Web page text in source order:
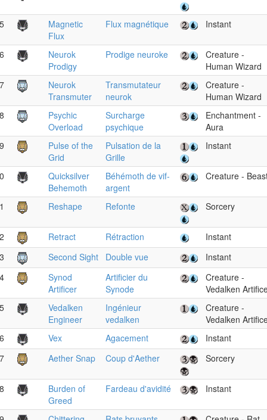
Magnetic
Flux
Flux magnétique Instant
Neurok
Prodigy
Prodige neuroke
Creature -
Human Wizard
Neurok
Transmuter
Transmutateur
neurok
Creature -
Human Wizard
Psychic
Overload
Surcharge
psychique
Enchantment -
Aura
Pulse of the
Grid
Pulsation de la
Grille
Instant
Quicksilver
Behemoth
Béhémoth de vif-
argent
Creature -
Reshape Refonte Sorcery
Retract Rétraction
Instant
Second Sight Double vue
Instant
Synod
Artificer
Artificier du
Synode
Creature -
Vedalken
Vedalken
Engineer
Ingénieur
vedalken
Creature -
Vedalken
Vex Agacement
Instant
Aether Snap Coup d'Aether Sorcery
Burden of
Greed
Fardeau d'avidité Instant